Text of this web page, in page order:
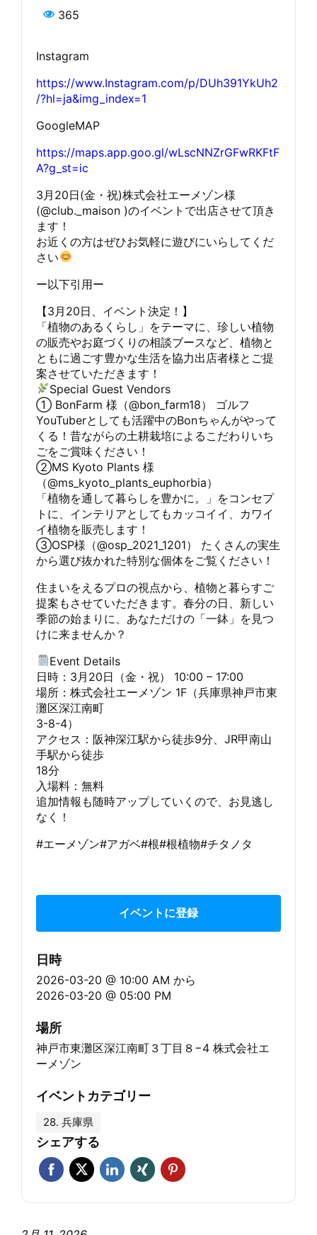
365
Instagram
https://www.Instagram.com/p/DUh391YkUh2
/?hl=ja&img_index=1
GoogleMAP
https://maps.app.goo.gl/wLscNNZrGFwRKFtF
A?g_st=ic
3月20日(金・祝)株式会社エーメゾン様
(@club._maison )のイベントで出店させて頂き
ます！
お近くの方はぜひお気軽に遊びにいらしてくだ
さい
ー以下引用ー
【3月20日、イベント決定！】
「植物のあるくらし」をテーマに、珍しい植物
の販売やお庭づくりの相談ブースなど、植物と
ともに過ごす豊かな生活を協力出店者様とご提
案させていただきます！
Special Guest Vendors
① BonFarm 様（@bon_farm18） ゴルフ
YouTuberとしても活躍中のBonちゃんがやって
くる！昔ながらの土耕栽培によるこだわりいち
ごをご賞味ください！
②MS Kyoto Plants 様
（@ms_kyoto_plants_euphorbia）
「植物を通して暮らしを豊かに。」をコンセプ
トに、インテリアとしてもカッコイイ、カワイ
イ植物を販売します！
③OSP様（@osp_2021_1201） たくさんの実生
から選び抜かれた特別な個体をご覧ください！
住まいをえるプロの視点から、植物と暮らすご
提案もさせていただきます。春分の日、新しい
季節の始まりに、あなただけの「一鉢」を見つ
けに来ませんか？
Event Details
日時：3月20日（金・祝） 10:00 – 17:00
場所：株式会社エーメゾン 1F（兵庫県神戸市東
灘区深江南町
3-8-4）
アクセス：阪神深江駅から徒歩9分、JR甲南山
手駅から徒歩
18分
入場料：無料
追加情報も随時アップしていくので、お見逃し
なく！
#エーメゾン#アガベ#根#根植物#チタノタ
イベントに登録
日時
2026-03-20 @ 10:00 AMから
2026-03-20 @ 05:00 PM
場所
神戸市東灘区深江南町３丁目８−4 株式会社エ
ーメゾン
イベントカテゴリー
28. 兵庫県
シェアする